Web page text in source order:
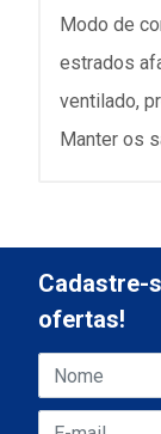
Modo de
estrados
ventilado,
Manter os
Cadastre-
ofertas!